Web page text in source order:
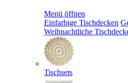
Menü öffnen
Einfarbige Tischdecken
Weihnachtliche
Tischsets